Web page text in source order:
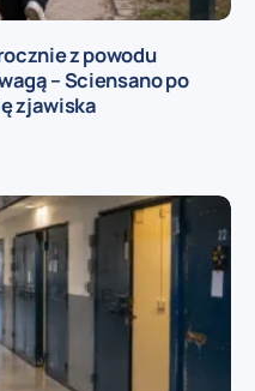
z powodu
– Sciensano po
zjawiska